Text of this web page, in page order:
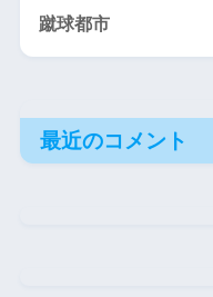
蹴球都市
最近のコメント